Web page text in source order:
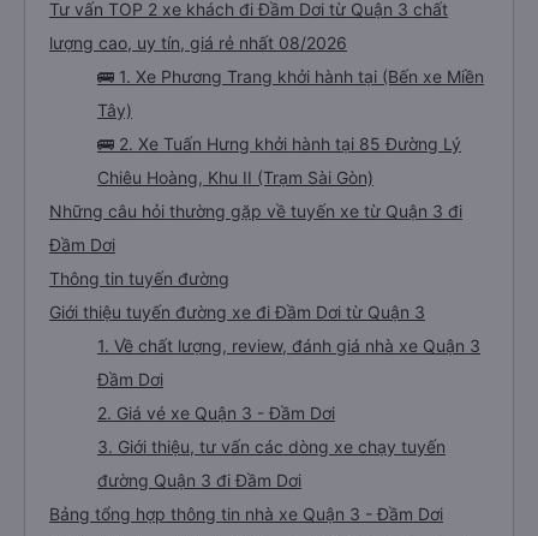
Tư vấn TOP 2 xe khách đi Đầm Dơi từ Quận 3 chất
lượng cao, uy tín, giá rẻ nhất 08/2026
🚌 1. Xe Phương Trang khởi hành tại (Bến xe Miền
Tây)
🚌 2. Xe Tuấn Hưng khởi hành tại 85 Đường Lý
Chiêu Hoàng, Khu II (Trạm Sài Gòn)
Những câu hỏi thường gặp về tuyến xe từ Quận 3 đi
Đầm Dơi
Thông tin tuyến đường
Giới thiệu tuyến đường xe đi Đầm Dơi từ Quận 3
1. Về chất lượng, review, đánh giá nhà xe Quận 3
Đầm Dơi
2. Giá vé xe Quận 3 - Đầm Dơi
3. Giới thiệu, tư vấn các dòng xe chạy tuyến
đường Quận 3 đi Đầm Dơi
Bảng tổng hợp thông tin nhà xe Quận 3 - Đầm Dơi